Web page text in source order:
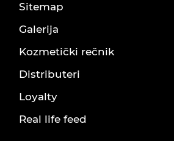
Sitemap
Galerija
Kozmetički rečnik
Distributeri
Loyalty
Real life feed